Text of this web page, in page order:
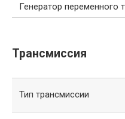
Генератор переменного
Трансмиссия
Тип трансмиссии